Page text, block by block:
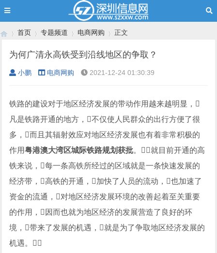
›
首页
›
专题频道
›
电商网购
›
正文
为何广清永高铁受到沿线地区的争取？
小鹏 电商网购 2021-12-24 01:30:39
铁路的建设对于地区经济发展的带动作用越来越明显，
凡是铁路开通的地方，不仅使人民群众的出行方便了很
多，而且其辐射效应对地区经济发展也有着非常积极的
作用粤港澳大湾区城际铁路规划获批。就目前开通的高
铁来说，每一条高铁所经过的区域就是一条快速发展的
经济带，高铁的开通，加快了人员的流动，也加速了
资金的流通，对地区经济发展环境的改善起着至关重要
的作用，因而也就为地区经济的发展营造了良好的环
境，带来了发展的机遇，就是为了争取地区经济发展的
机遇。